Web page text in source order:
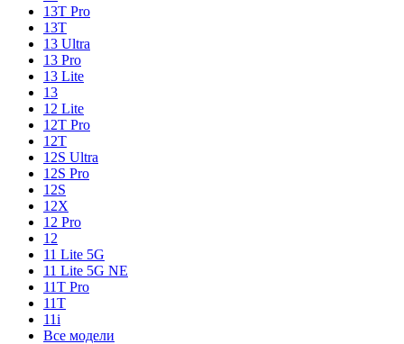
13T Pro
13T
13 Ultra
13 Pro
13 Lite
13
12 Lite
12T Pro
12T
12S Ultra
12S Pro
12S
12X
12 Pro
12
11 Lite 5G
11 Lite 5G NE
11T Pro
11T
11i
Все модели